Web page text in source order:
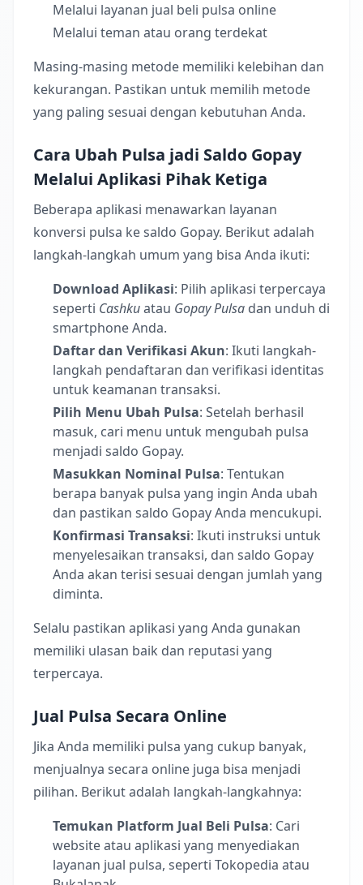
Melalui layanan jual beli pulsa online
Melalui teman atau orang terdekat
Masing-masing metode memiliki kelebihan dan
kekurangan. Pastikan untuk memilih metode
yang paling sesuai dengan kebutuhan Anda.
Cara Ubah Pulsa jadi Saldo Gopay
Melalui Aplikasi Pihak Ketiga
Beberapa aplikasi menawarkan layanan
konversi pulsa ke saldo Gopay. Berikut adalah
langkah-langkah umum yang bisa Anda ikuti:
Download Aplikasi: Pilih aplikasi terpercaya
seperti Cashkuatau Gopay Pulsa dan unduh di
smartphone Anda.
Daftar dan Verifikasi Akun: Ikuti langkah-
langkah pendaftaran dan verifikasi identitas
untuk keamanan transaksi.
Pilih Menu Ubah Pulsa: Setelah berhasil
masuk, cari menu untuk mengubah pulsa
menjadi saldo Gopay.
Masukkan Nominal Pulsa: Tentukan
berapa banyak pulsa yang ingin Anda ubah
dan pastikan saldo Gopay Anda mencukupi.
Konfirmasi Transaksi: Ikuti instruksi untuk
menyelesaikan transaksi, dan saldo Gopay
Anda akan terisi sesuai dengan jumlah yang
diminta.
Selalu pastikan aplikasi yang Anda gunakan
memiliki ulasan baik dan reputasi yang
terpercaya.
Jual Pulsa Secara Online
Jika Anda memiliki pulsa yang cukup banyak,
menjualnya secara online juga bisa menjadi
pilihan. Berikut adalah langkah-langkahnya:
Temukan Platform Jual Beli Pulsa: Cari
website atau aplikasi yang menyediakan
layanan jual pulsa, seperti Tokopedia atau